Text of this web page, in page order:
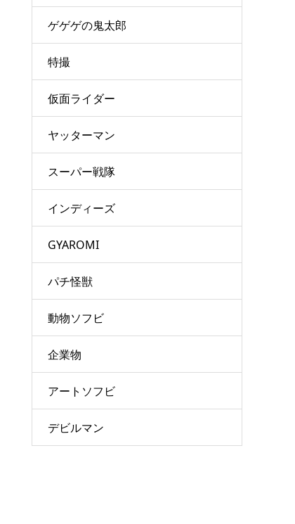
ゲゲゲの鬼太郎
特撮
仮面ライダー
ヤッターマン
スーパー戦隊
インディーズ
GYAROMI
パチ怪獣
動物ソフビ
企業物
アートソフビ
デビルマン